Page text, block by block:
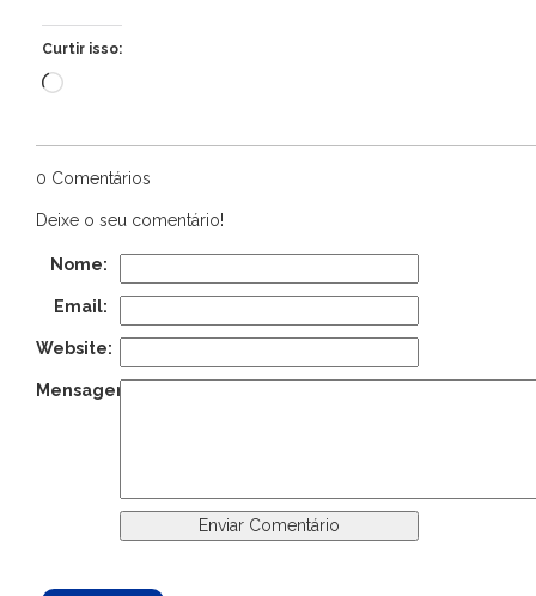
Curtir isso:
Carregando...
0 Comentários
Deixe o seu comentário!
Nome:
Email:
Website:
Mensagem: